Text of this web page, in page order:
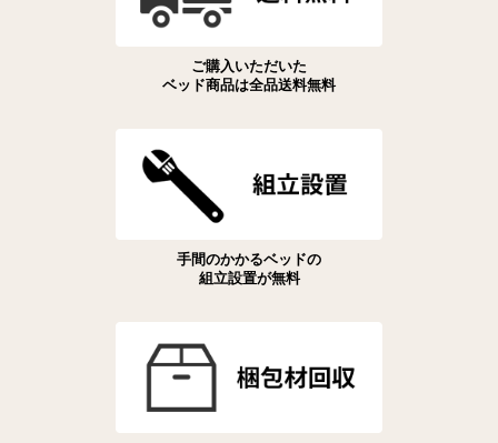
ご購入いただいた
ベッド商品は全品送料無料
手間のかかるベッドの
組立設置が無料